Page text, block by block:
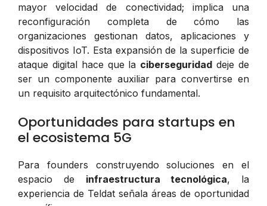
mayor velocidad de conectividad; implica una
reconfiguración completa de cómo las
organizaciones gestionan datos, aplicaciones y
dispositivos IoT. Esta expansión de la superficie de
ataque digital hace que la ciberseguridad deje de
ser un componente auxiliar para convertirse en
un requisito arquitectónico fundamental.
Oportunidades para startups en
el ecosistema 5G
Para founders construyendo soluciones en el
espacio de infraestructura tecnológica, la
experiencia de Teldat señala áreas de oportunidad